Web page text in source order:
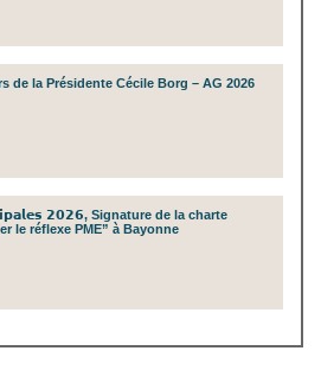
de la Présidente Cécile Borg – AG 2026
𝟮𝟬𝟮𝟲, Signature de la charte
le réflexe PME” à Bayonne